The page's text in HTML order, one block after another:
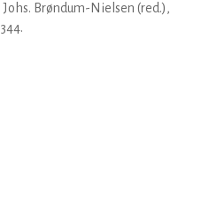
, Johs. Brøndum-Nielsen (red.),